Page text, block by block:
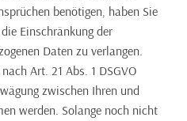
benötigen, haben Sie
Einschränkung der
Daten zu verlangen.
Art. 21 Abs. 1 DSGVO
zwischen Ihren und
werden. Solange noch nicht